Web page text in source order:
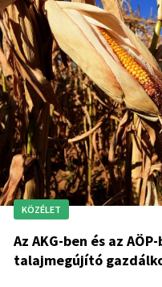
KÖZÉLET
Az AKG-ben és az
talajmegújító